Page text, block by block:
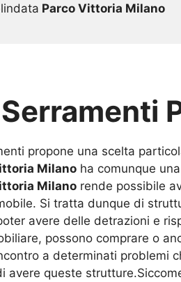
Parco Vittoria Milano
propone una scelta
Milano ha comunque
Milano rende possibile
Si tratta dunque di
avere delle detrazioni e
possono comprare o
a determinati problemi
avere queste